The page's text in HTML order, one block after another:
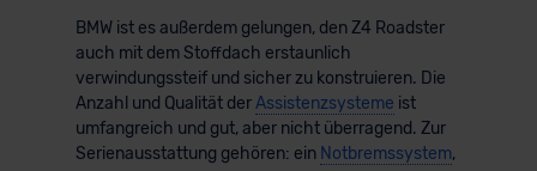
BMW ist es außerdem gelungen, den Z4 Roadster
auch mit dem Stoffdach erstaunlich
verwindungssteif und sicher zu konstruieren. Die
Anzahl und Qualität derAssistenzsysteme ist
umfangreich und gut, aber nicht überragend. Zur
Serienausstattung gehören: ein Notbremssystem,